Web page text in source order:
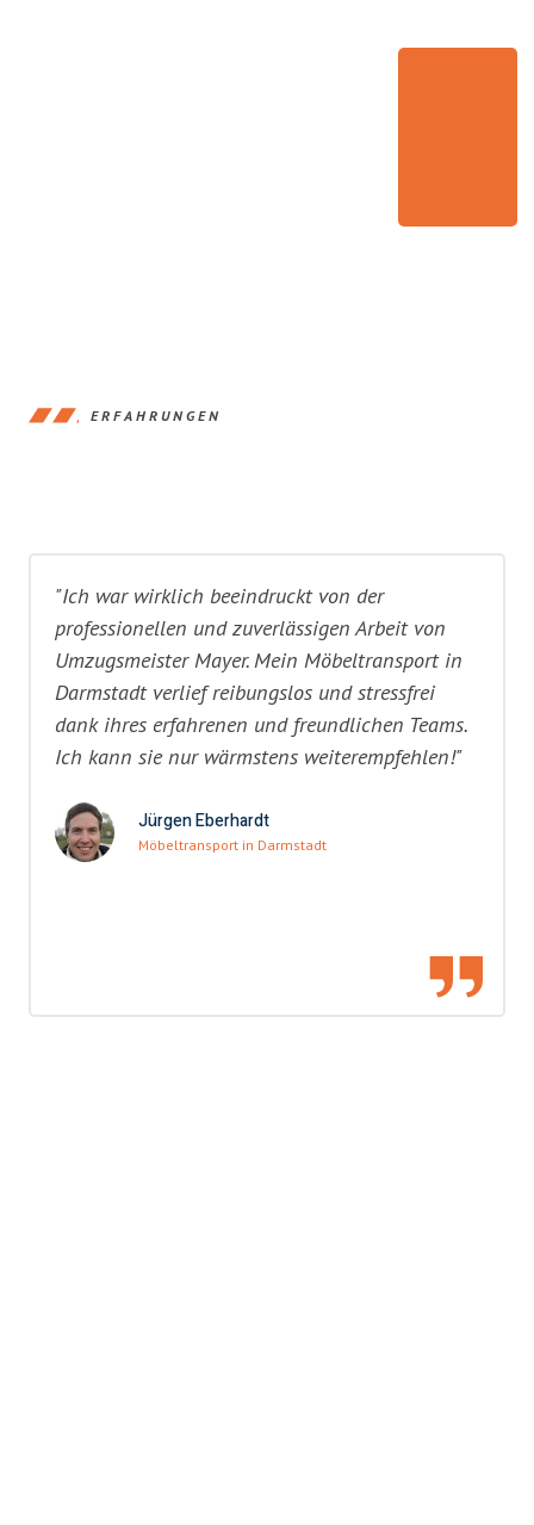
ERFAHRUNGEN
"Ich war wirklich beeindruckt von der
professionellen und zuverlässigen Arbeit von
Umzugsmeister Mayer. Mein Möbeltransport in
Darmstadt verlief reibungslos und stressfrei
dank ihres erfahrenen und freundlichen Teams.
Ich kann sie nur wärmstens weiterempfehlen!"
Jürgen Eberhardt
Möbeltransport in Darmstadt